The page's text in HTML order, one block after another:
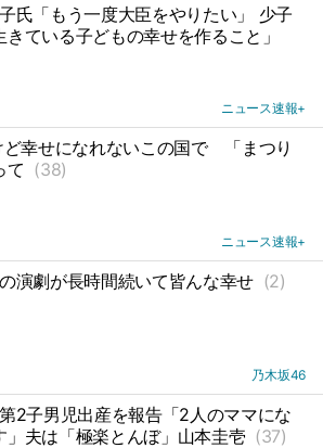
氏「もう一度大臣をやりたい」 少子
ている子どもの幸せを作ること」
ニュース速報+
ど幸せになれないこの国で
「まつり
て (38)
ニュース速報+
演劇が長時間続いて皆んな幸せ (2)
乃木坂46
第2子男児出産を報告「2人のママにな
」夫は「極楽とんぼ」山本圭壱 (37)